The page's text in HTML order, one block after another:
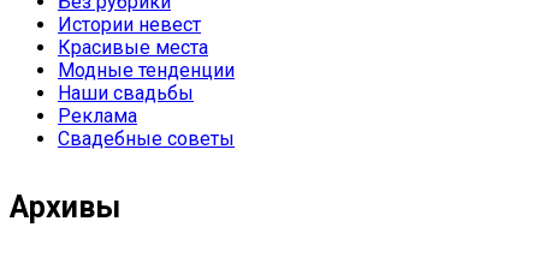
Истории невест
Красивые места
Модные тенденции
Наши свадьбы
Реклама
Свадебные советы
Архивы